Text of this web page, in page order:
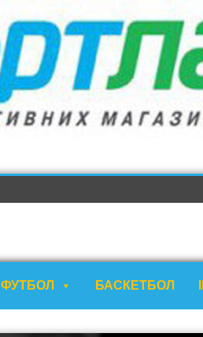
ФУТБОЛ БАСКЕТБОЛ